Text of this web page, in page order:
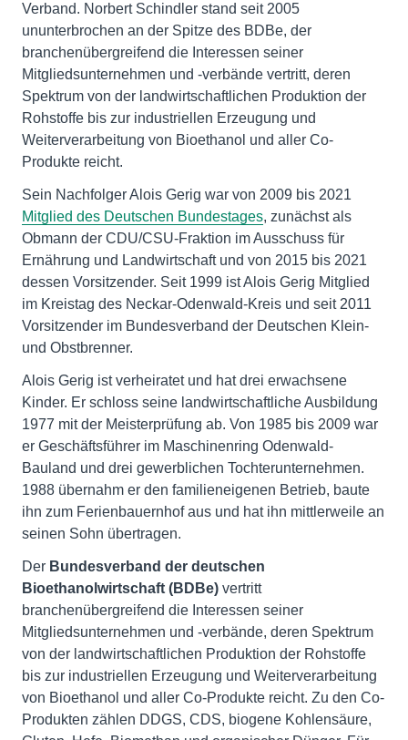
Verband. Norbert Schindler stand seit 2005
ununterbrochen an der Spitze des BDBe, der
branchenübergreifend die Interessen seiner
Mitgliedsunternehmen und -verbände vertritt, deren
Spektrum von der landwirtschaftlichen Produktion der
Rohstoffe bis zur industriellen Erzeugung und
Weiterverarbeitung von Bioethanol und aller Co-
Produkte reicht.
Sein Nachfolger Alois Gerig war von 2009 bis 2021
Mitglied des Deutschen Bundestages, zunächst als
Obmann der CDU/CSU-Fraktion im Ausschuss für
Ernährung und Landwirtschaft und von 2015 bis 2021
dessen Vorsitzender. Seit 1999 ist Alois Gerig Mitglied
im Kreistag des Neckar-Odenwald-Kreis und seit 2011
Vorsitzender im Bundesverband der Deutschen Klein-
und Obstbrenner.
Alois Gerig ist verheiratet und hat drei erwachsene
Kinder. Er schloss seine landwirtschaftliche Ausbildung
1977 mit der Meisterprüfung ab. Von 1985 bis 2009 war
er Geschäftsführer im Maschinenring Odenwald-
Bauland und drei gewerblichen Tochterunternehmen.
1988 übernahm er den familieneigenen Betrieb, baute
ihn zum Ferienbauernhof aus und hat ihn mittlerweile an
seinen Sohn übertragen.
Der Bundesverband der deutschen
Bioethanolwirtschaft (BDBe) vertritt
branchenübergreifend die Interessen seiner
Mitgliedsunternehmen und -verbände, deren Spektrum
von der landwirtschaftlichen Produktion der Rohstoffe
bis zur industriellen Erzeugung und Weiterverarbeitung
von Bioethanol und aller Co-Produkte reicht. Zu den Co-
Produkten zählen DDGS, CDS, biogene Kohlensäure,